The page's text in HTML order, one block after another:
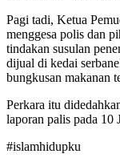
Pagi tadi, Ketua
menggesa polis dan
tindakan susulan
dijual di kedai
bungkusan makanan
Perkara itu
laporan palis pada 10
#islamhidupku